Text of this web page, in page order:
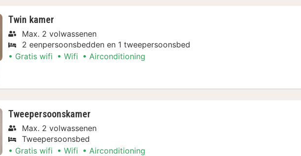
Twin kamer
Max. 2 volwassenen
2 eenpersoonsbedden en 1 tweepersoonsbed
Gratis wifi
Wifi Airconditioning
Tweepersoonskamer
Max. 2 volwassenen
Tweepersoonsbed
Gratis wifi
Wifi Airconditioning